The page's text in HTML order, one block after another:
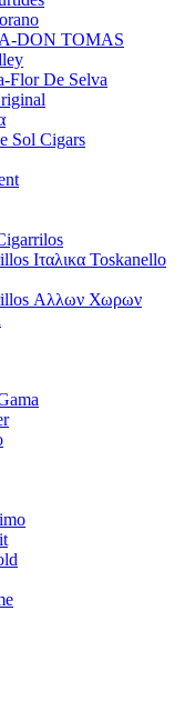
DON TOMAS
Flor De Selva
Sol Cigars
Ιταλικα Toskanello
Αλλων Χωρων